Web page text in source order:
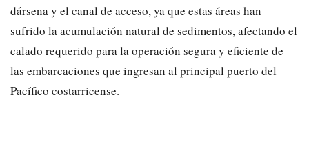
dársena y el canal de acceso, ya que estas áreas han
sufrido la acumulación natural de sedimentos, afectando el
calado requerido para la operación segura y eficiente de
las embarcaciones que ingresan al principal puerto del
Pacífico costarricense.